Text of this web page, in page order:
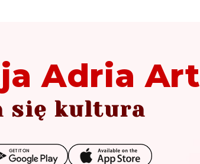
Adria Art
się kultura